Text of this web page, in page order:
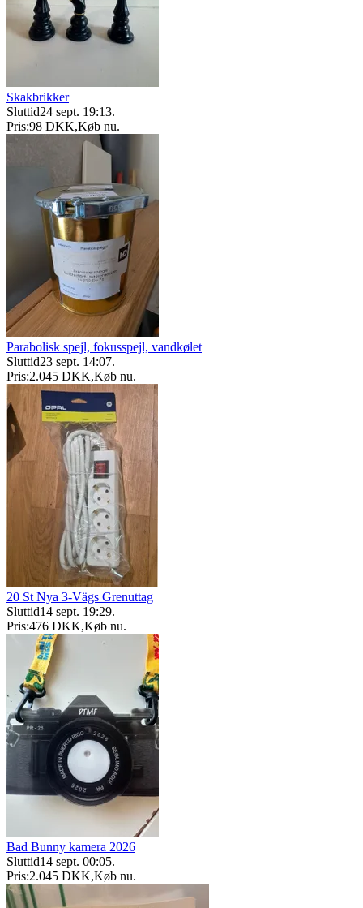
Skakbrikker
Sluttid24 sept. 19:13.
Pris:98 DKK,Køb nu.
Parabolisk spejl, fokusspejl, vandkølet
Sluttid23 sept. 14:07.
Pris:2.045 DKK,Køb nu.
20 St Nya 3-Vägs Grenuttag
Sluttid14 sept. 19:29.
Pris:476 DKK,Køb nu.
Bad Bunny kamera 2026
Sluttid14 sept. 00:05.
Pris:2.045 DKK,Køb nu.